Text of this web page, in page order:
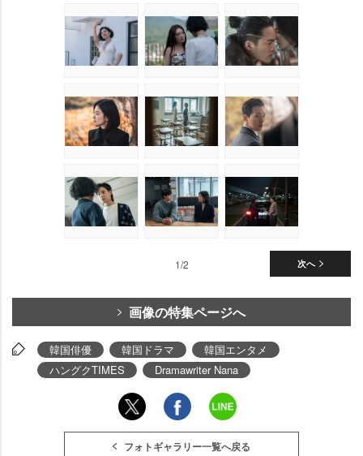
次へ
1/2
画像の特集ページへ
韓国俳優 韓国ドラマ
韓国エンタメ
ハングクTIMES
Dramawriter Nana
フォトギャラリー一覧へ戻る